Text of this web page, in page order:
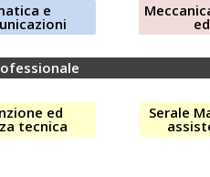
e
ed
tecnica
Serale